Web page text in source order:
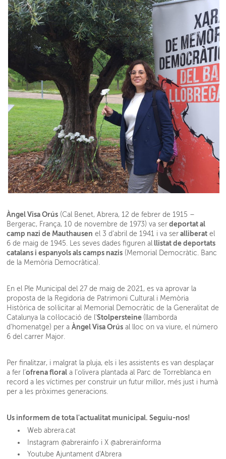
Àngel Visa Orús (Cal Benet, Abrera, 12 de febrer de 1915 –
Bergerac, França, 10 de novembre de 1973) va ser deportat al
camp nazi de Mauthausen el 3 d’abril de 1941 i va ser alliberat el
6 de maig de 1945. Les seves dades figuren al llistat de deportats
catalans i espanyols als camps nazis (Memorial Democràtic. Banc
de la Memòria Democràtica).
En el Ple Municipal del 27 de maig de 2021, es va aprovar la
proposta de la Regidoria de Patrimoni Cultural i Memòria
Històrica de sol·licitar al Memorial Democràtic de la Generalitat de
Catalunya la col·locació de l'Stolpersteine (llamborda
d'homenatge) per aÀngel Visa Orús al lloc on va viure, el número
6 del carrer Major.
Per finalitzar, i malgrat la pluja, els i les assistents es van desplaçar
a fer l’ofrena floral a l’olivera plantada al Parc de Torreblanca en
record a les víctimes per construir un futur millor, més just i humà
per a les pròximes generacions.
Us informem de tota l'actualitat municipal. Seguiu-nos!
Web abrera.cat
Instagram @abrerainfo i X @abrerainforma
Youtube Ajuntament d'Abrera